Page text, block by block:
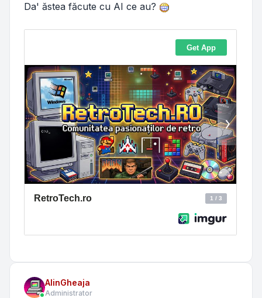
Da' ăstea făcute cu AI ce au?
AlinGheaja
Administrator